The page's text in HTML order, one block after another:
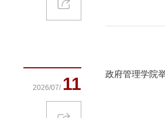
2026/07/ 11
政府管理学院